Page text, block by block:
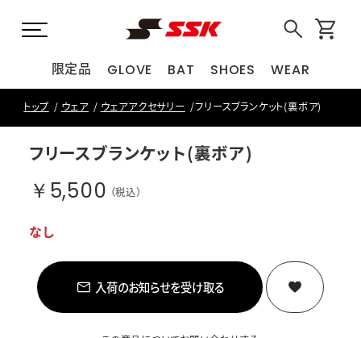
限定品 GLOVE BAT SHOES WEAR
トップ ウェア ウェアアクセサリー フリースブランケット(裏ボア)
フリースブランケット(裏ボア)
￥5,500 （税込）
なし
入荷のお知らせを受け取る